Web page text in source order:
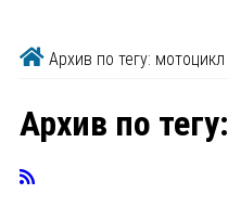
Архив по тегу: мотоцикл
Архив по тегу: